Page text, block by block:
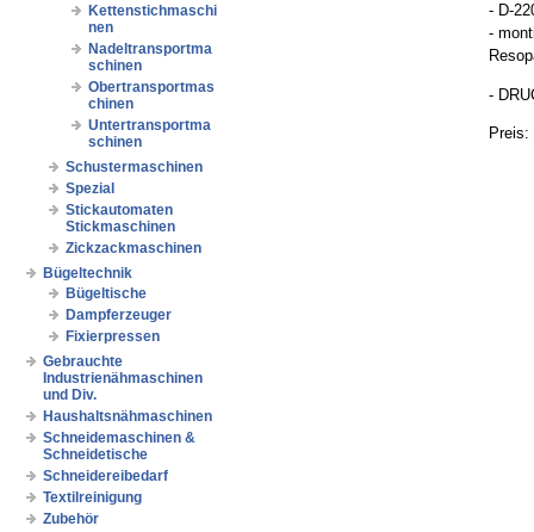
Kettenstichmaschi
nen
Nadeltransportma
schinen
Obertransportmas
chinen
Untertransportma
schinen
Schustermaschinen
Spezial
Stickautomaten
Stickmaschinen
Zickzackmaschinen
Bügeltechnik
Bügeltische
Dampferzeuger
Fixierpressen
Gebrauchte
Industrienähmaschinen
und Div.
Haushaltsnähmaschinen
Schneidemaschinen &
Schneidetische
Schneidereibedarf
Textilreinigung
Zubehör
- D-
-
-
Preis: